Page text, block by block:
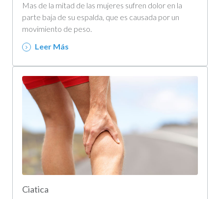
Mas de la mitad de las mujeres sufren dolor en la
parte baja de su espalda, que es causada por un
movimiento de peso.
Leer Más
Ciatica